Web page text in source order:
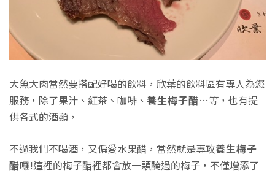
大魚大肉當然要搭配好喝的飲料，欣葉的飲料區有專人為您
服務，除了果汁、紅茶、咖啡、 養生梅子醋…等，也有提
供各式的酒類，
不過我們不喝酒，又偏愛水果醋，當然就是專攻養生梅子
醋囉!這裡的梅子醋裡都會放一顆醃過的梅子，不僅增添了